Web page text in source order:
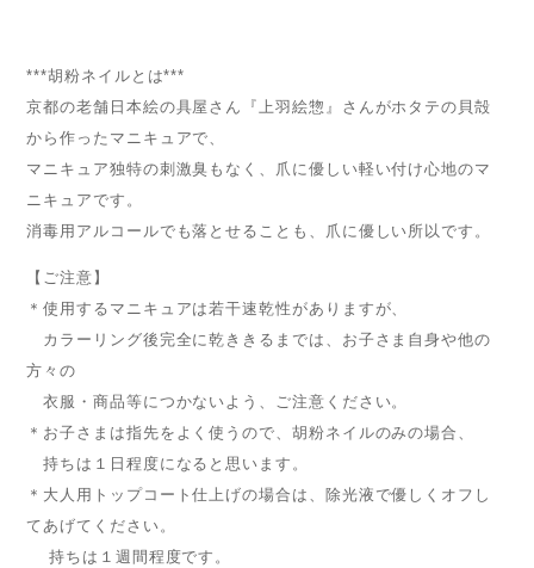
***胡粉ネイルとは***
京都の老舗日本絵の具屋さん『上羽絵惣』さんがホタテの貝殻
から作ったマニキュアで、
マニキュア独特の刺激臭もなく、爪に優しい軽い付け心地のマ
ニキュアです。
消毒用アルコールでも落とせることも、爪に優しい所以です。
【ご注意】
＊使用するマニキュアは若干速乾性がありますが、
カラーリング後完全に乾ききるまでは、お子さま自身や他の
方々の
衣服・商品等につかないよう、ご注意ください。
＊お子さまは指先をよく使うので、胡粉ネイルのみの場合、
持ちは１日程度になると思います。
＊大人用トップコート仕上げの場合は、除光液で優しくオフし
てあげてください。
持ちは１週間程度です。